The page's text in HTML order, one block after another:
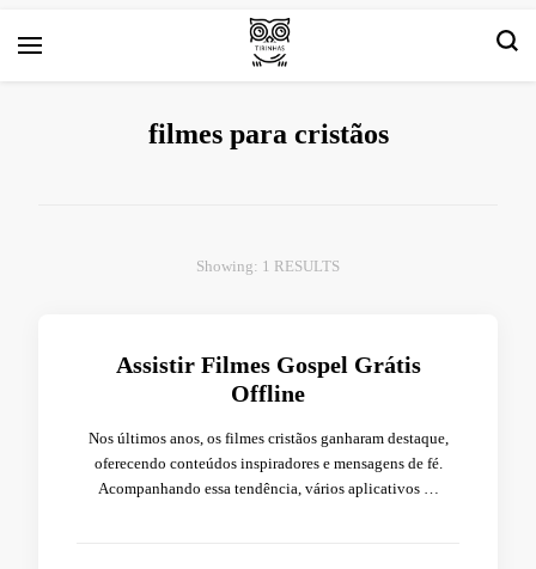
Tirinha.comfilmes para cristãos
Showing: 1 RESULTS
Assistir Filmes Gospel Grátis
Offline
Nos últimos anos, os filmes cristãos ganharam destaque,
oferecendo conteúdos inspiradores e mensagens de fé.
Acompanhando essa tendência, vários aplicativos …